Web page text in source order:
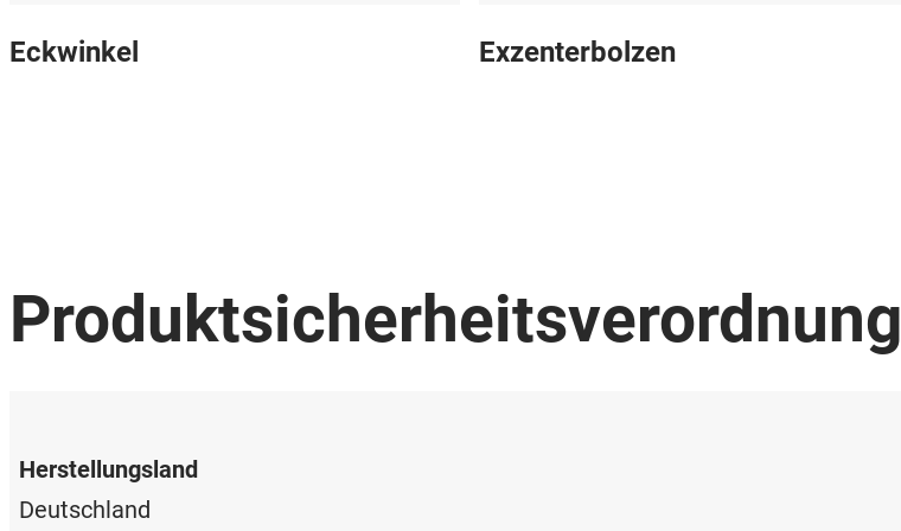
Eckwinkel Exzenterbolzen
Produktsicherheitsverordnung
Herstellungsland
Deutschland